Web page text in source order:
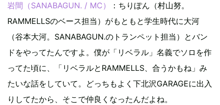
岩間（SANABAGUN. / MC）
：ちりぽん（村山努。
RAMMELLSのベース担当）がもともと学生時代に大河
（谷本大河。SANABAGUN.のトランペット担当）とバン
ドをやってたんですよ。僕が「リベラル」名義でソロを作
ってた頃に、「リベラルとRAMMELLS、合うかもね」み
たいな話をしていて。どっちもよく下北沢GARAGEに出入
りしてたから、そこで仲良くなったんだよね。